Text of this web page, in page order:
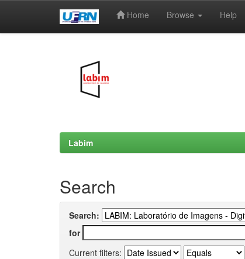
Home Browse Help
Labim
Search
Search:
for
Current filters: